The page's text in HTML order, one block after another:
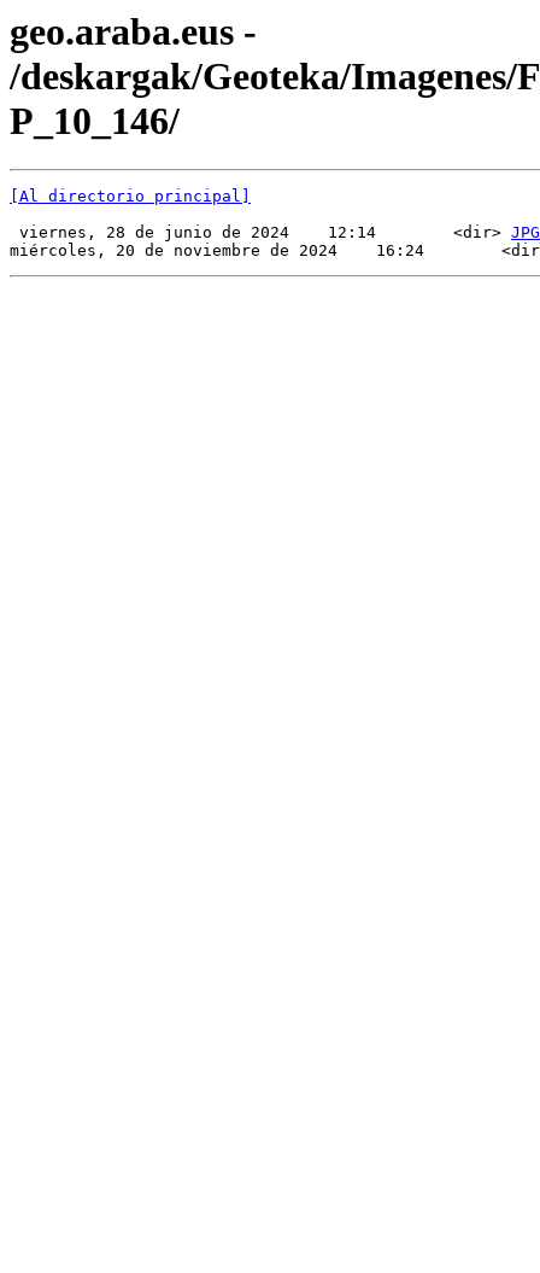
geo.araba.eus -
/deskargak/Geoteka/Imagenes/
P_10_146/
[Al directorio principal]
viernes, 28 de junio de 2024    12:14        <dir> JPG
miércoles, 20 de noviembre de 2024    16:24